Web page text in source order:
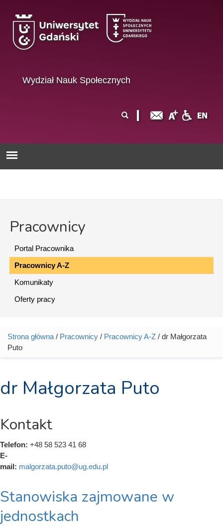
Wydział Nauk Społecznych
wyszukiwania
Pracownicy
Portal Pracownika
Pracownicy A-Z
Komunikaty
Oferty pracy
Jesteś tutaj
Strona główna / Pracownicy / Pracownicy A-Z / dr Małgorzata
Puto
dr Małgorzata Puto
Kontakt
Telefon: +48 58 523 41 68
E-
mail: malgorzata.puto@ug.edu.pl
Stanowiska zajmowane w
jednostkach